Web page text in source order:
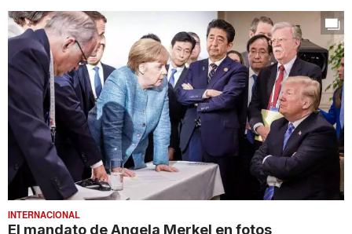
INTERNACIONAL
El mandato de Angela Merkel en fotos